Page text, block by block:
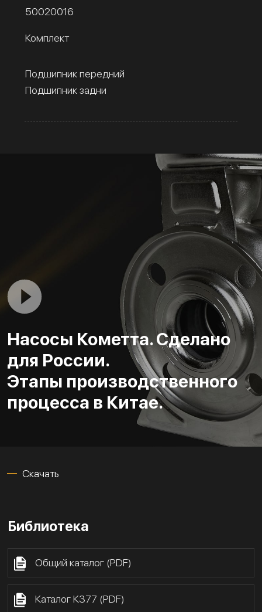
50020016
Комплект
Подшипник передний
Подшипник задни
Насосы Кометта. Сделано
для России.
Этапы производственного
процесса в Китае.
Скачать
Библиотека
Общий каталог (PDF)
Каталог К377 (PDF)